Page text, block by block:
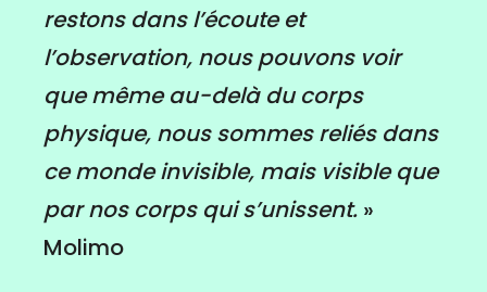
restons dans l’écoute et
l’observation, nous pouvons voir
que même au-delà du corps
physique, nous sommes reliés dans
ce monde invisible, mais visible que
par nos corps qui s’unissent. »
Molimo